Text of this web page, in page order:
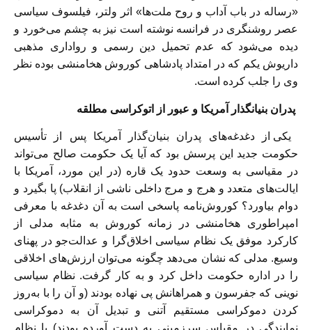
«رساله در باب آداب و روح ملت‌ها» اثر ولتر، فیلسوف سیاسی
عصر روشنگری در فرانسه نوشته است نیز به چشم می‌خورد و
دیده می‌شود که عدم تحمیل دین رسمی و رواداری مذهبی
داریوش یکم که در امتداد پادشاهی کوروش هخامنشی بوده نظر
وی را جلب کرده است.
پدران بنیانگذار آمریکا و عبور از اتوکراسی مطلقه
یکی از دغدغه‌های پدران بنیان‌گذار آمریکا پس از تأسیس
حکومت جدید این پرسش بود که آیا یک حکومت صالح می‌تواند
در مقیاسی به وسعت حدود یک قاره (در این مورد، آمریکا با
ایالت‌های متعدد و هرج‌ و ‌مرج داخلی ناشی از انقلاب) پا بگیرد و
دوام بیاورد؟ کوروش‌نامه پاسخی است به آن دغدغه‌ با معرفی
امپراطوری هخامنشی در زمانه کوروش به مثابه مدلی از
کارکرد موفق یک نظام سیاسی اخلاق‌گرا و عدالت‌جو در پهنای
وسیع. مدلی که نشان می‌دهد چگونه می‌توان ارزش‌های اخلاقی
را در اداره حکومت داخل کرد و به کار گرفت. نظام سیاسی
نوینی که جفرسون و همراهانش پی نهاده بودند (و آن را با به‌روز
کردن دموکراسی مستقیم آتنی و تبدیل آن به دموکراسی